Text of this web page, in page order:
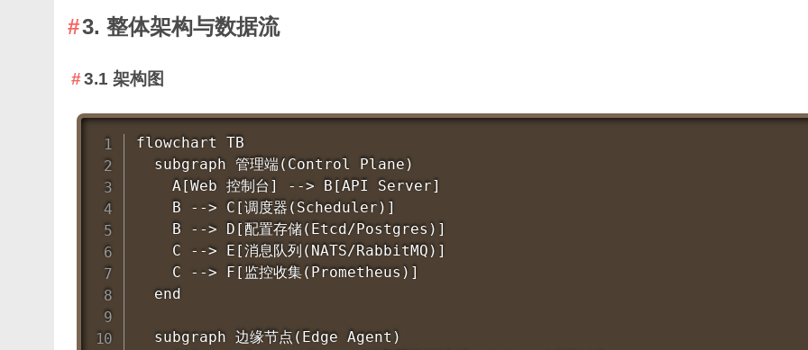
3. 整体架构与数据流
3.1 架构图
flowchart TB
  subgraph 管理端(Control Plane)
    A[Web 控制台] --> B[API Server]
    B --> C[调度器(Scheduler)]
    B --> D[配置存储(Etcd/Postgres)]
    C --> E[消息队列(NATS/RabbitMQ)]
    C --> F[监控收集(Prometheus)]
  end
  subgraph 边缘节点(Edge Agent)